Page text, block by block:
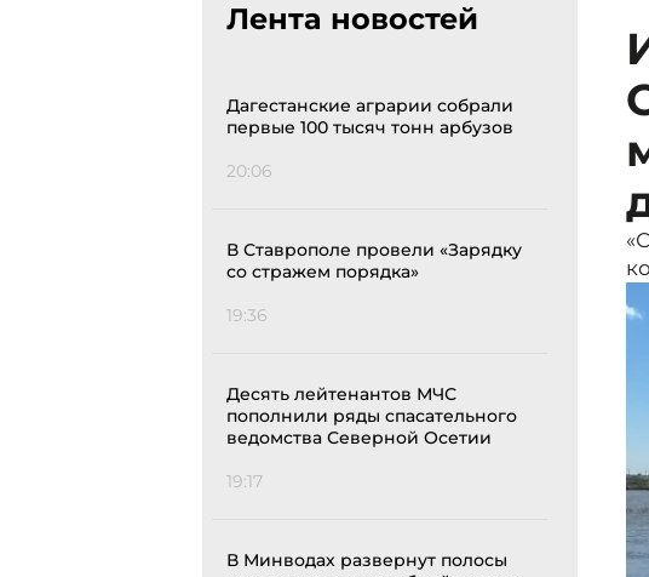
Лента новостей
Дагестанские аграрии собрали
первые 100 тысяч тонн арбузов
20:06
В Ставрополе провели «Зарядку
со стражем порядка»
19:36
Десять лейтенантов МЧС
пополнили ряды спасательного
ведомства Северной Осетии
19:17
В Минводах развернут полосы